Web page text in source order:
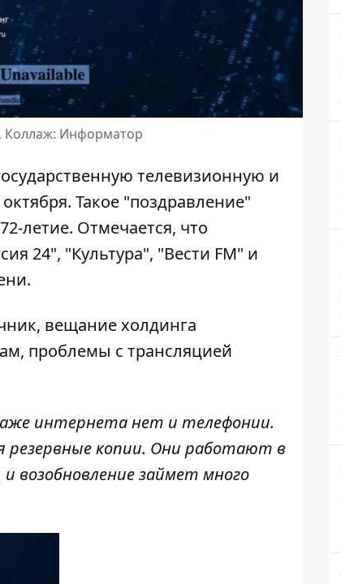
Коллаж: Информатор
телевизионную и
Такое "поздравление"
летие. Отмечается, что
24", "Культура", "Вести FM" и
вещание холдинга
проблемы с трансляцией
интернета нет и телефонии.
резервные копии. Они работают в
и возобновление займет много